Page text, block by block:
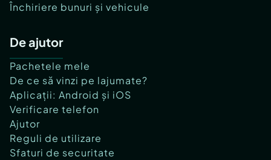
Închiriere bunuri și vehicule
De ajutor
Pachetele mele
De ce să vinzi pe lajumate?
Aplicații: Android și iOS
Verificare telefon
Ajutor
Reguli de utilizare
Sfaturi de securitate